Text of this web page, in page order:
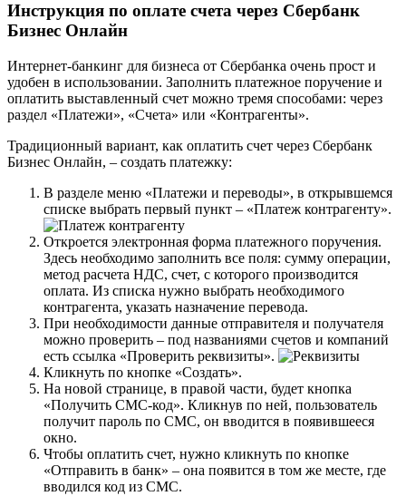
Инструкция по оплате счета через Сбербанк
Бизнес Онлайн
Интернет-банкинг для бизнеса от Сбербанка очень прост и
удобен в использовании. Заполнить платежное поручение и
оплатить выставленный счет можно тремя способами: через
раздел «Платежи», «Счета» или «Контрагенты».
Традиционный вариант, как оплатить счет через Сбербанк
Бизнес Онлайн, – создать платежку:
В разделе меню «Платежи и переводы», в открывшемся
списке выбрать первый пункт – «Платеж контрагенту».
Откроется электронная форма платежного поручения.
Здесь необходимо заполнить все поля: сумму операции,
метод расчета НДС, счет, с которого производится
оплата. Из списка нужно выбрать необходимого
контрагента, указать назначение перевода.
При необходимости данные отправителя и получателя
можно проверить – под названиями счетов и компаний
есть ссылка «Проверить реквизиты».
Кликнуть по кнопке «Создать».
На новой странице, в правой части, будет кнопка
«Получить СМС-код». Кликнув по ней, пользователь
получит пароль по СМС, он вводится в появившееся
окно.
Чтобы оплатить счет, нужно кликнуть по кнопке
«Отправить в банк» – она появится в том же месте, где
вводился код из СМС.